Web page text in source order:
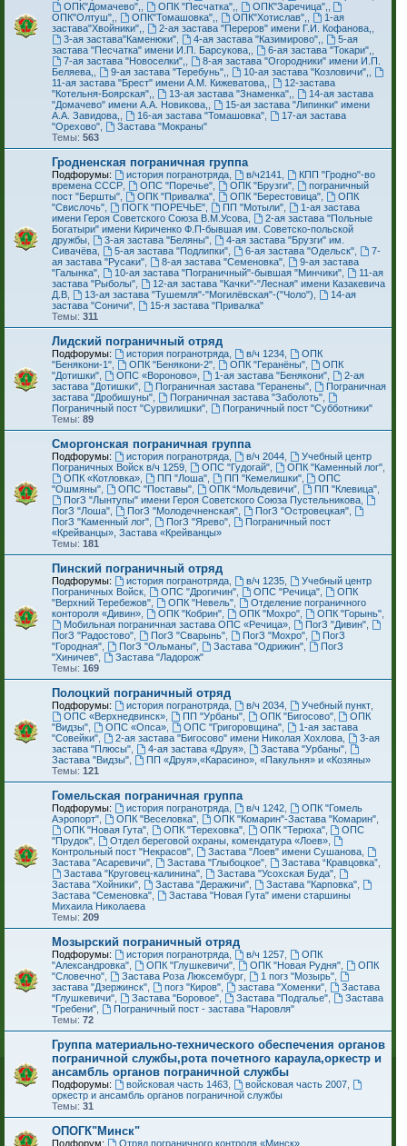
ОПК"Домачево",, ОПК "Песчатка",, ОПК"Заречица",,
ОПК"Олтуш",, ОПК"Томашовка",, ОПК"Хотислав",,
1-ая
застава"Хвойники",, 2-ая застава "Переров" имени Г.И. Кофанова,,
3-ая застава"Каменюки", 4-ая застава "Казимирово",,
5-ая
застава "Песчатка" имени И.П. Барсукова,, 6-ая застава "Токари",,
7-ая застава "Новоселки",,
8-ая застава "Огородники" имени И.П.
Беляева,, 9-ая застава "Теребунь",, 10-ая застава "Козловичи",,
11-ая застава "Брест" имени А.М. Кижеватова,,
12-застава
"Котельня-Боярская",, 13-ая застава "Знаменка",,
14-ая застава
"Домачево" имени А.А. Новикова,,
15-ая застава "Липинки" имени
А.А. Завидова,, 16-ая застава "Томашовка",
17-ая застава
"Орехово",
Застава "Мокраны"
Темы: 563
Гродненская пограничная группа
Подфорумы: история погранотряда, в/ч2141,
КПП "Гродно"-во
времена СССР, ОПС "Поречье", ОПК "Брузги",
пограничный
пост "Бершты", ОПК "Привалка", ОПК "Берестовица",
ОПК
"Свислочь", ПОГК "ПОРЕЧЬЕ", ПП "Мотыли",
1-ая застава
имени Героя Советского Союза В.М.Усова,
2-ая застава "Польные
Богатыри" имени Кириченко Ф.П-бывшая им. Советско-польской
дружбы, 3-ая застава "Беляны",
4-ая застава "Брузги" им.
Сивачёва, 5-ая застава "Подлипки", 6-ая застава "Одельск",
7-
ая застава "Русаки", 8-ая застава "Семеновка",
9-ая застава
"Галынка", 10-ая застава "Пограничный"-бывшая "Минчики",
11-ая
застава "Рыболы",
12-ая застава "Качки"-"Лесная" имени Казакевича
Д.В, 13-ая застава "Тушемля"-"Могилёвская"-("Чоло"),
14-ая
застава "Соничи",
15-я застава "Привалка"
Темы: 311
Лидский пограничный отряд
Подфорумы: история погранотряда, в/ч 1234,
ОПК
"Бенякони-1", ОПК "Бенякони-2", ОПК "Геранёны",
ОПК
"Дотишки", ОПС «Вороново», 1-ая застава "Бенякони",
2-ая
застава "Дотишки", Пограничная застава "Геранены",
Пограничная
застава "Дробишуны", Пограничная застава "Заболоть",
Пограничный пост "Сурвилишки",
Пограничный пост "Субботники"
Темы: 89
Сморгонская пограничная группа
Подфорумы: история погранотряда, в/ч 2044,
Учебный центр
Пограничных Войск в/ч 1259, ОПС "Гудогай", ОПК "Каменный лог",
ОПК «Котловка», ПП "Лоша", ПП "Кемелишки",
ОПС
"Ошмяны", ОПС "Поставы", ОПК “Мольдевичи”, ПП "Клевица",
ПогЗ "Лынтупы" имени Героя Советского Союза Пустельникова,
ПогЗ "Лоша", ПогЗ "Молодечненская", ПогЗ "Островецкая",
ПогЗ "Каменный лог", ПогЗ "Ярево",
Пограничный пост
«Крейванцы», Застава «Крейванцы»
Темы: 181
Пинский пограничный отряд
Подфорумы: история погранотряда, в/ч 1235,
Учебный центр
Пограничных Войск, ОПС "Дрогичин", ОПС "Речица",
ОПК
"Верхний Теребежов", ОПК "Невель",
Отделение пограничного
контороля «Дивин», ОПК "Кобрин", ОПК "Мохро", ОПК "Горынь",
Мобильная пограничная застава ОПС «Речица», ПогЗ "Дивин",
ПогЗ "Радостово", ПогЗ "Сварынь", ПогЗ "Мохро",
ПогЗ
"Городная", ПогЗ "Ольманы", Застава "Одрижин",
ПогЗ
"Хиничев",
Застава "Ладорож"
Темы: 169
Полоцкий пограничный отряд
Подфорумы: история погранотряда, в/ч 2034, Учебный пункт,
ОПС «Верхнедвинск», ПП "Урбаны", ОПК "Бигосово",
ОПК
"Видзы", ОПС «Опса», ОПС "Григоровщина",
1-ая застава
"Совейки", 2-ая застава "Бигосово" имени Николая Хохлова,
3-ая
застава "Плюсы", 4-ая застава «Друя», Застава "Урбаны",
Застава "Видзы",
ПП «Друя»,«Карасино», «Пакульня» и «Козяны»
Темы: 121
Гомельская пограничная группа
Подфорумы: история погранотряда, в/ч 1242,
ОПК "Гомель
Аэропорт", ОПК "Веселовка", ОПК "Комарин"-Застава "Комарин",
ОПК "Новая Гута", ОПК "Тереховка", ОПК "Терюха",
ОПС
"Прудок", Отдел береговой охраны, комендатура «Лоев»,
Контрольный пост "Некрасов", Застава "Лоев" имени Сушанова,
Застава "Асаревичи", Застава "Глыбоцкое", Застава “Кравцовка”,
Застава "Круговец-калинина", Застава "Усохская Буда",
Застава "Хойники", Застава "Деражичи", Застава "Карповка",
Застава "Семеновка",
Застава "Новая Гута" имени старшины
Михаила Николаева
Темы: 209
Мозырский пограничный отряд
Подфорумы: история погранотряда, в/ч 1257,
ОПК
"Александровка", ОПК "Глушкевичи", ОПК "Новая Рудня",
ОПК
"Словечно", Застава Роза Люксембург, 1 погз "Мозырь",
застава "Дзержинск", погз "Киров", застава "Хоменки",
Застава
"Глушкевичи", Застава "Боровое", Застава "Подгалье",
Застава
"Гребени",
Пограничный пост - застава "Наровля"
Темы: 72
Группа материально-технического обеспечения органов
пограничной службы,рота почетного караула,оркестр и
ансамбль органов пограничной службы
Подфорумы: войсковая часть 1463, войсковая часть 2007,
оркестр и ансамбль органов пограничной службы
Темы: 31
ОПОГК"Минск"
Подфорум:
Отряд пограничного контроля «Минск»